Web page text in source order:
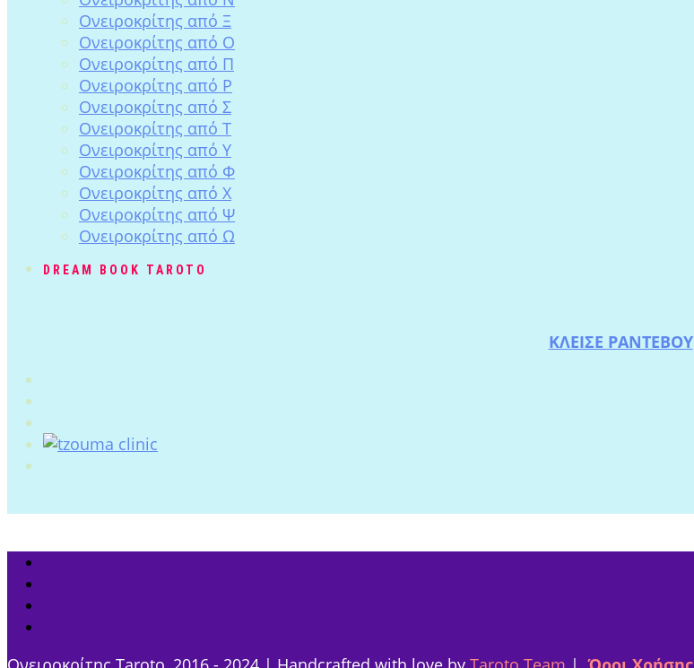
Ονειροκρίτης από Ξ
Ονειροκρίτης από Ο
Ονειροκρίτης από Π
Ονειροκρίτης από Ρ
Ονειροκρίτης από Σ
Ονειροκρίτης από Τ
Ονειροκρίτης από Υ
Ονειροκρίτης από Φ
Ονειροκρίτης από Χ
Ονειροκρίτης από Ψ
Ονειροκρίτης από Ω
DREAM BOOK TAROTO
ΚΛΕΙΣΕ ΡΑΝΤΕΒΟΥ